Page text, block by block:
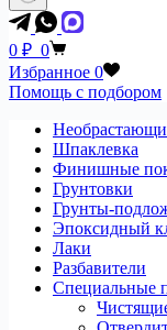
Ничего
не
найдено
Корзина
0 ₽ 0
Избранное 0
Помощь с подбором
Шпаклевка
Финишные
Грунтовки
Грунты-
Эпоксидный
Лаки
Разбавители
Специальные